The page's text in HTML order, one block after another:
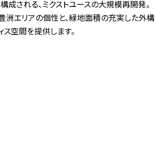
成される、ミクストユースの大規模再開発。
エリアの個性と、緑地面積の充実した外構
空間を提供します。